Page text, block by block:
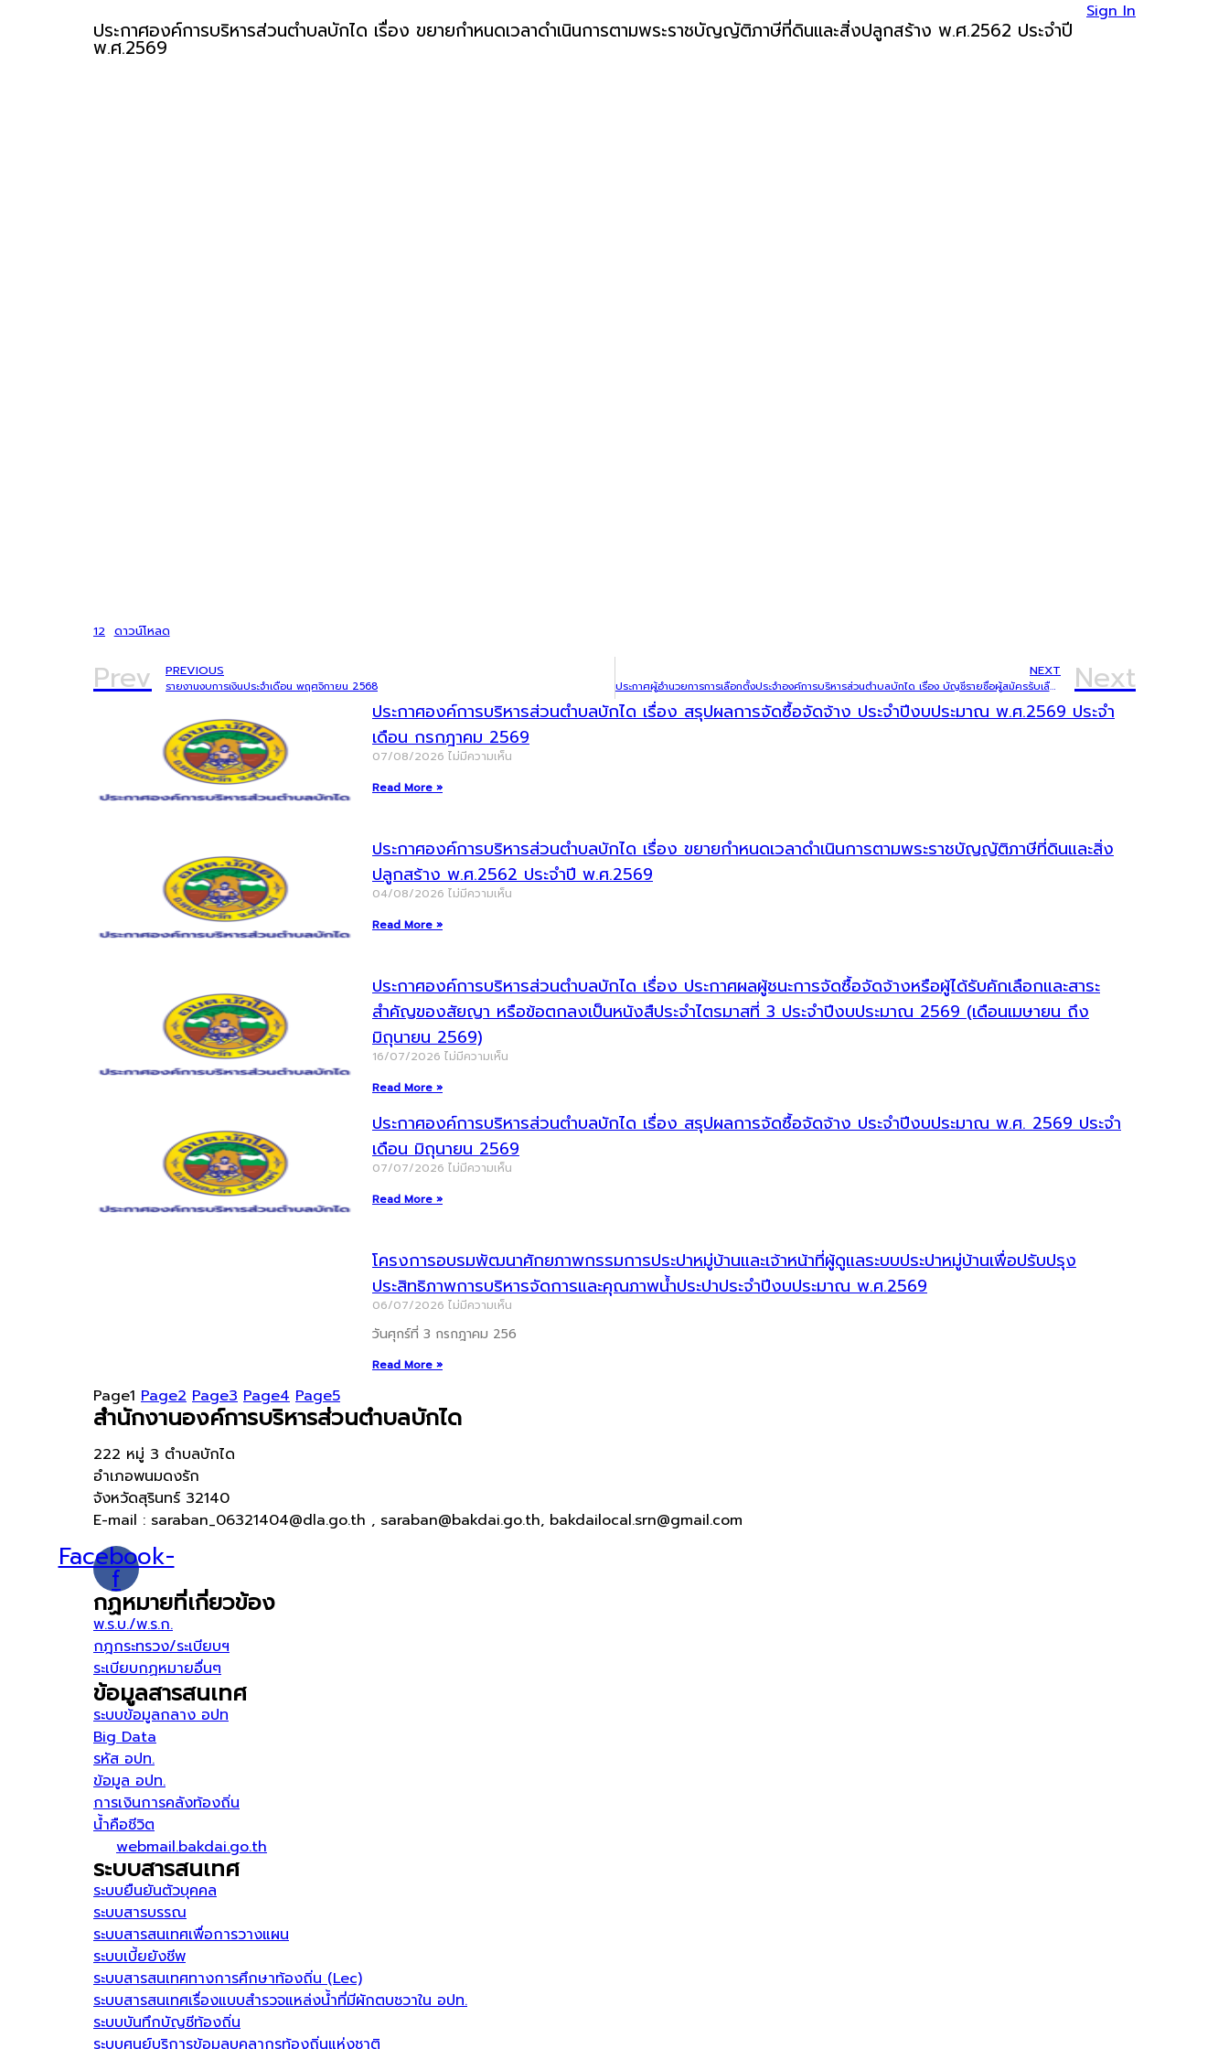
Sign In
ประกาศองค์การบริหารส่วนตำบลบักได เรื่อง ขยายกำหนดเวลาดำเนินการตามพระราชบัญญัติภาษีที่ดินและสิ่งปลูกสร้าง พ.ศ.2562 ประจำปี
พ.ศ.2569
12 ดาวน์โหลด
Prev PREVIOUS
รายงานงบการเงินประจำเดือน พฤศจิกายน 2568
NEXT
ประกาศผู้อำนวยการการเลือกตั้งประจำองค์การบริหารส่วนตำบลบักได เรื่อง บัญชีรายชื่อผู้สมัครรับเลือกตั้งนายกองค์การบริหารส่วนตำบลบักได ที่ได้รับสมัครรับเลือกตั้งและไม่ได้รับสมัครรับเลือกตั้ง Next
ประกาศองค์การบริหารส่วนตำบลบักได เรื่อง สรุปผลการจัดซื้อจัดจ้าง ประจำปีงบประมาณ พ.ศ.2569 ประจำ
เดือน กรกฎาคม 2569
07/08/2026 ไม่มีความเห็น
Read More »
ประกาศองค์การบริหารส่วนตำบลบักได เรื่อง ขยายกำหนดเวลาดำเนินการตามพระราชบัญญัติภาษีที่ดินและสิ่ง
ปลูกสร้าง พ.ศ.2562 ประจำปี พ.ศ.2569
04/08/2026 ไม่มีความเห็น
Read More »
ประกาศองค์การบริหารส่วนตำบลบักได เรื่อง ประกาศผลผู้ชนะการจัดซื้อจัดจ้างหรือผู้ได้รับคักเลือกและสาระ
สำคัญของสัยญา หรือข้อตกลงเป็นหนังสืประจำไตรมาสที่ 3 ประจำปีงบประมาณ 2569 (เดือนเมษายน ถึง
มิถุนายน 2569)
16/07/2026 ไม่มีความเห็น
Read More »
ประกาศองค์การบริหารส่วนตำบลบักได เรื่อง สรุปผลการจัดซื้อจัดจ้าง ประจำปีงบประมาณ พ.ศ. 2569 ประจำ
เดือน มิถุนายน 2569
07/07/2026 ไม่มีความเห็น
Read More »
โครงการอบรมพัฒนาศักยภาพกรรมการประปาหมู่บ้านและเจ้าหน้าที่ผู้ดูแลระบบประปาหมู่บ้านเพื่อปรับปรุง
ประสิทธิภาพการบริหารจัดการและคุณภาพน้ำประปาประจำปีงบประมาณ พ.ศ.2569
06/07/2026 ไม่มีความเห็น
วันศุกร์ที่ 3 กรกฎาคม 256
Read More »
Page1 Page2 Page3 Page4 Page5
สำนักงานองค์การบริหารส่วนตำบลบักได
222 หมู่ 3 ตำบลบักได
อำเภอพนมดงรัก
จังหวัดสุรินทร์ 32140
E-mail : saraban_06321404@dla.go.th , saraban@bakdai.go.th, bakdailocal.srn@gmail.com
Facebook-
f
กฏหมายที่เกี่ยวข้อง
พ.ร.บ./พ.ร.ก.
กฎกระทรวง/ระเบียบฯ
ระเบียบกฏหมายอื่นๆ
ข้อมูลสารสนเทศ
ระบบข้อมูลกลาง อปท
Big Data
รหัส อปท.
ข้อมูล อปท.
การเงินการคลังท้องถิ่น
น้ำคือชีวิต
webmail.bakdai.go.th
ระบบสารสนเทศ
ระบบยืนยันตัวบุคคล
ระบบสารบรรณ
ระบบสารสนเทศเพื่อการวางแผน
ระบบเบี้ยยังชีพ
ระบบสารสนเทศทางการศึกษาท้องถิ่น (Lec)
ระบบสารสนเทศเรื่องแบบสำรวจแหล่งน้ำที่มีผักตบชวาใน อปท.
ระบบบันทึกบัญชีท้องถิ่น
ระบบศูนย์บริการข้อมูลบุคลากรท้องถิ่นแห่งชาติ